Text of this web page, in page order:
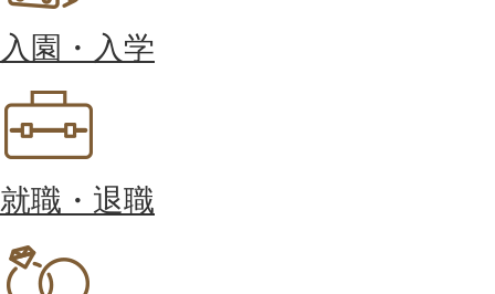
入園・入学
就職・退職